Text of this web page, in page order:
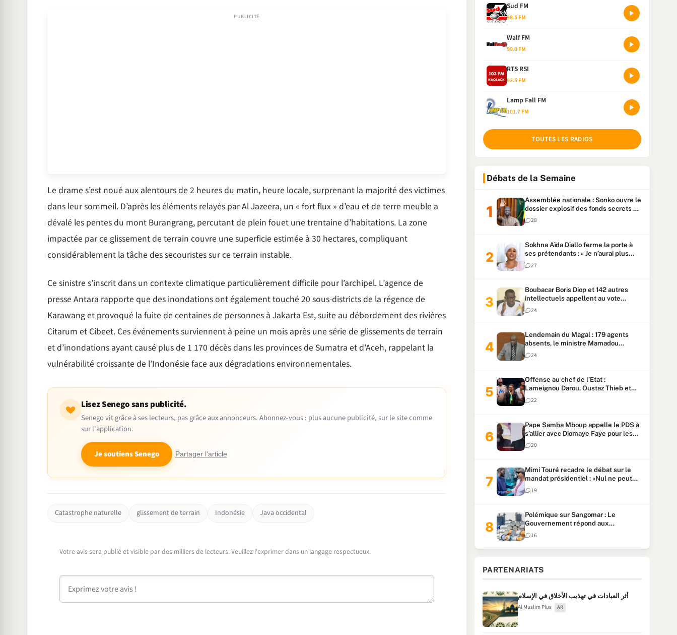
Le drame s’est noué aux alentours de 2 heures du matin, heure locale, surprenant la majorité des victimes
dans leur sommeil. D’après les éléments relayés par Al Jazeera, un « fort flux » d’eau et de terre meuble a
dévalé les pentes du mont Burangrang, percutant de plein fouet une trentaine d’habitations. La zone
impactée par ce glissement de terrain couvre une superficie estimée à 30 hectares, compliquant
considérablement la tâche des secouristes sur ce terrain instable.
Ce sinistre s’inscrit dans un contexte climatique particulièrement difficile pour l’archipel. L’agence de
presse Antara rapporte que des inondations ont également touché 20 sous-districts de la régence de
Karawang et provoqué la fuite de centaines de personnes à Jakarta Est, suite au débordement des rivières
Citarum et Cibeet. Ces événements surviennent à peine un mois après une série de glissements de terrain
et d’inondations ayant causé plus de 1 170 décès dans les provinces de Sumatra et d’Aceh, rappelant la
vulnérabilité croissante de l’Indonésie face aux dégradations environnementales.
Lisez Senego sans publicité.
Senego vit grâce à ses lecteurs, pas grâce aux annonceurs. Abonnez-vous : plus aucune publicité, sur le site comme
sur l'application.
Je soutiens Senego Partager l'article
Catastrophe naturelle glissement de terrain Indonésie Java occidental
Votre avis sera publié et visible par des milliers de lecteurs. Veuillez l'exprimer dans un langage respectueux.
Sud FM
98.5 FM
Walf FM
99.0 FM
RTS RSI
92.5 FM
Lamp Fall FM
101.7 FM
TOUTES LES RADIOS
Débats de la Semaine
Assemblée nationale : Sonko ouvre le
dossier explosif des fonds secrets et
du patrimoine présidentiel
28
Sokhna Aïda Diallo ferme la porte à
ses prétendants : « Je n’aurai plus
jamais un autre mari »
27
Boubacar Boris Diop et 142 autres
intellectuels appellent au vote
urgent de la révision
constitutionnelle
24
Lendemain du Magal : 179 agents
absents, le ministre Mamadou
Lamine Dianté exige des explications
24
Offense au chef de l’Etat :
Lameignou Darou, Oustaz Thieb et
Ndiaye Touba lourdement
condamnés
22
Pape Samba Mboup appelle le PDS à
s’allier avec Diomaye Faye pour les
locales et tacle Sonko
20
Mimi Touré recadre le débat sur le
mandat présidentiel : «Nul ne peut
faire plus de deux mandats
consécutifs de 5 ans»
19
Polémique sur Sangomar : Le
Gouvernement répond aux
accusations et clarifie le partage des
milliards
16
PARTENARIATS
أثر العبادات في تهذيب الأخلاق في الإسلام
Al Muslim Plus AR